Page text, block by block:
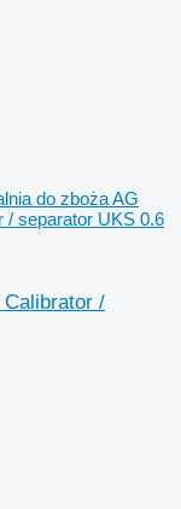
do zboża AG
/ separator UKS 0.6
/